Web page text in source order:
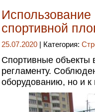
спортивной
25.07.2020 | Категория:
Спортивные объекты
регламенту.
оборудованию, но и